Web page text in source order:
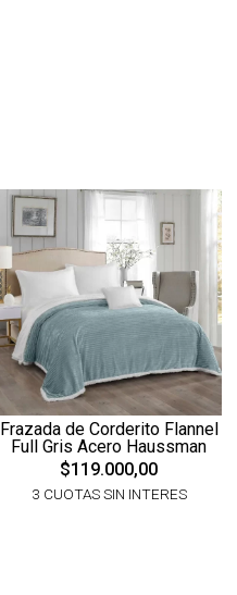
Frazada de Corderito Flannel
Full Gris Acero Haussman
$119.000,00
3 CUOTAS SIN INTERES